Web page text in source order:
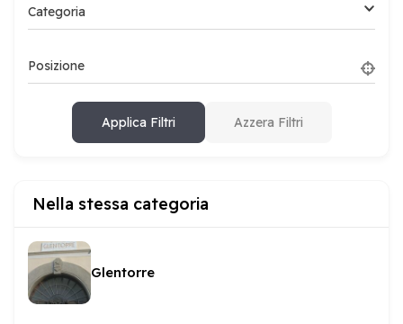
Categoria
Posizione
Applica Filtri Azzera Filtri
Nella stessa categoria
Glentorre